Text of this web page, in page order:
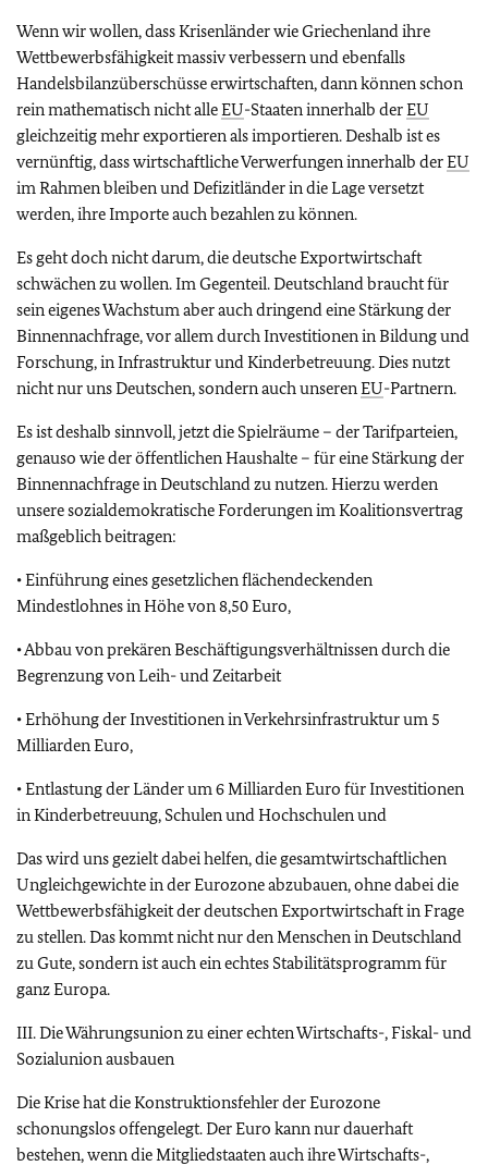
Wenn wir wollen, dass Krisenländer wie Griechenland ihre
Wettbewerbsfähigkeit massiv verbessern und ebenfalls
Handelsbilanzüberschüsse erwirtschaften, dann können schon
rein mathematisch nicht alleEU-Staaten innerhalb derEU
gleichzeitig mehr exportieren als importieren. Deshalb ist es
vernünftig, dass wirtschaftliche Verwerfungen innerhalb derEU
im Rahmen bleiben und Defizitländer in die Lage versetzt
werden, ihre Importe auch bezahlen zu können.
Es geht doch nicht darum, die deutsche Exportwirtschaft
schwächen zu wollen. Im Gegenteil. Deutschland braucht für
sein eigenes Wachstum aber auch dringend eine Stärkung der
Binnennachfrage, vor allem durch Investitionen in Bildung und
Forschung, in Infrastruktur und Kinderbetreuung. Dies nutzt
nicht nur uns Deutschen, sondern auch unserenEU-Partnern.
Es ist deshalb sinnvoll, jetzt die Spielräume – der Tarifparteien,
genauso wie der öffentlichen Haushalte – für eine Stärkung der
Binnennachfrage in Deutschland zu nutzen. Hierzu werden
unsere sozialdemokratische Forderungen im Koalitionsvertrag
maßgeblich beitragen:
• Einführung eines gesetzlichen flächendeckenden
Mindestlohnes in Höhe von 8,50 Euro,
• Abbau von prekären Beschäftigungsverhältnissen durch die
Begrenzung von Leih- und Zeitarbeit
• Erhöhung der Investitionen in Verkehrsinfrastruktur um 5
Milliarden Euro,
• Entlastung der Länder um 6 Milliarden Euro für Investitionen
in Kinderbetreuung, Schulen und Hochschulen und
Das wird uns gezielt dabei helfen, die gesamtwirtschaftlichen
Ungleichgewichte in der Eurozone abzubauen, ohne dabei die
Wettbewerbsfähigkeit der deutschen Exportwirtschaft in Frage
zu stellen. Das kommt nicht nur den Menschen in Deutschland
zu Gute, sondern ist auch ein echtes Stabilitätsprogramm für
ganz Europa.
III. Die Währungsunion zu einer echten Wirtschafts-, Fiskal- und
Sozialunion ausbauen
Die Krise hat die Konstruktionsfehler der Eurozone
schonungslos offengelegt. Der Euro kann nur dauerhaft
bestehen, wenn die Mitgliedstaaten auch ihre Wirtschafts-,